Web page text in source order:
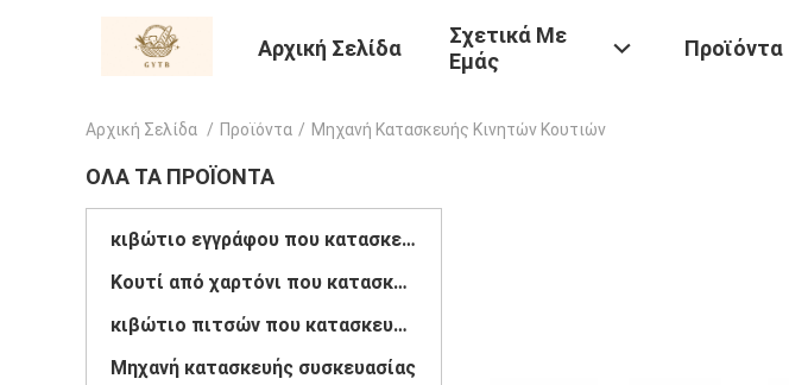
Αρχική Σελίδα
Σχετικά Με
Εμάς
Προϊόντα
Αρχική Σελίδα / Προϊόντα / Μηχανή Κατασκευής Κινητών Κουτιών
ΌΛΑ ΤΑ ΠΡΟΪΌΝΤΑ
κιβώτιο εγγράφου που κατασκευάζει τη μηχανή
Κουτί από χαρτόνι που κατασκευάζει τη μηχανή
κιβώτιο πιτσών που κατασκευάζει τη μηχανή
Μηχανή κατασκευής συσκευασίας